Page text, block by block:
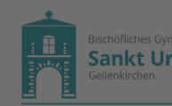
Zum Inhalt springen